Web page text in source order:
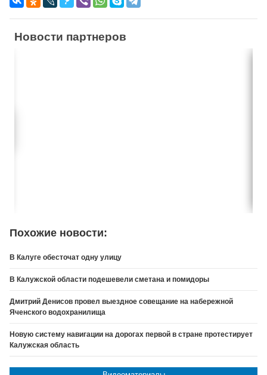
Новости партнеров
Похожие новости:
В Калуге обесточат одну улицу
В Калужской области подешевели сметана и помидоры
Дмитрий Денисов провел выездное совещание на набережной
Яченского водохранилища
Новую систему навигации на дорогах первой в стране протестирует
Калужская область